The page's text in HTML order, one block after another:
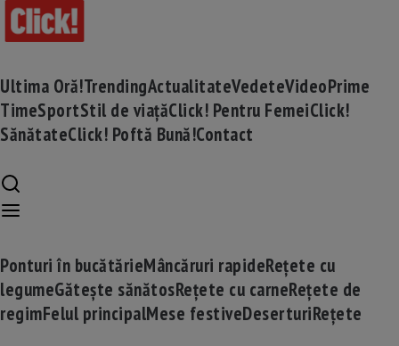
Ultima Oră!TrendingActualitateVedeteVideoPrime
TimeSportStil de viațăClick! Pentru FemeiClick!
SănătateClick! Poftă Bună!Contact
Ponturi în bucătărieMâncăruri rapideRețete cu
legumeGătește sănătosRețete cu carneRețete de
regimFelul principalMese festiveDeserturiRețete